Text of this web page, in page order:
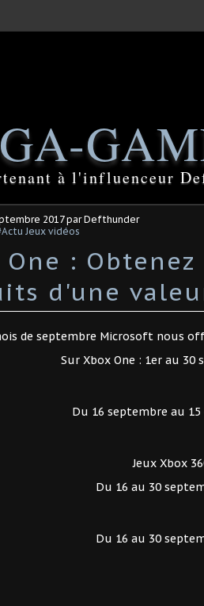
à l'influenceur
2017par Defthunder
Jeux vidéos
One :
d'une
de septembre Microsoft nous
Sur Xbox One : 1er au 30
Du 16 septembre au
Jeux Xbox
Du 16 au 30
Du 16 au 30